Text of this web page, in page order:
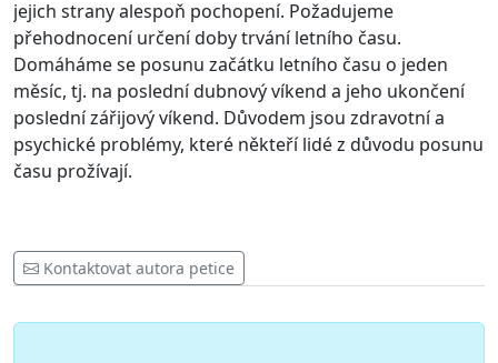
jejich strany alespoň pochopení. Požadujeme
přehodnocení určení doby trvání letního času.
Domáháme se posunu začátku letního času o jeden
měsíc, tj. na poslední dubnový víkend a jeho ukončení
poslední zářijový víkend. Důvodem jsou zdravotní a
psychické problémy, které někteří lidé z důvodu posunu
času prožívají.
Kontaktovat autora petice